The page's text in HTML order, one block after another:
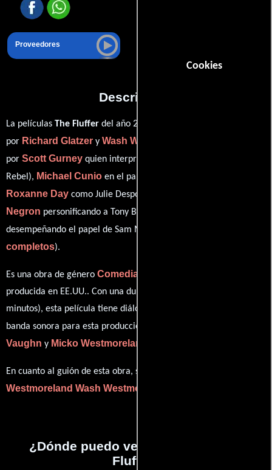
Cookies
Proveedores
Descripción
La películas The Fluffer del año 2001, está dirigida en conjunto
por Richard Glatzer y Wash Westmoreland
por Scott Gurney quien interpreta a Mikey Racini (aka Johnny
Rebel), Michael Cunio en el papel de Sean McGinnis,
Roxanne Day como Julie Desponsio (aka Babylon),
Negron personificando a Tony Brooks y
desempeñando el papel de Sam Martins (
completos).
Es una obra de género Comedia
producida en EE.UU.. Con una duración de 01 hr 35 min (95
minutos), esta película tiene diálogos originales en
banda sonora para esta producción ha sido compuesta por
Vaughn y Micko Westmoreland
En cuanto al guión de esta obra, se encuentra a cargo de
Westmoreland Wash Westmoreland
¿Dónde puedo ver la películas The
Fluffer?